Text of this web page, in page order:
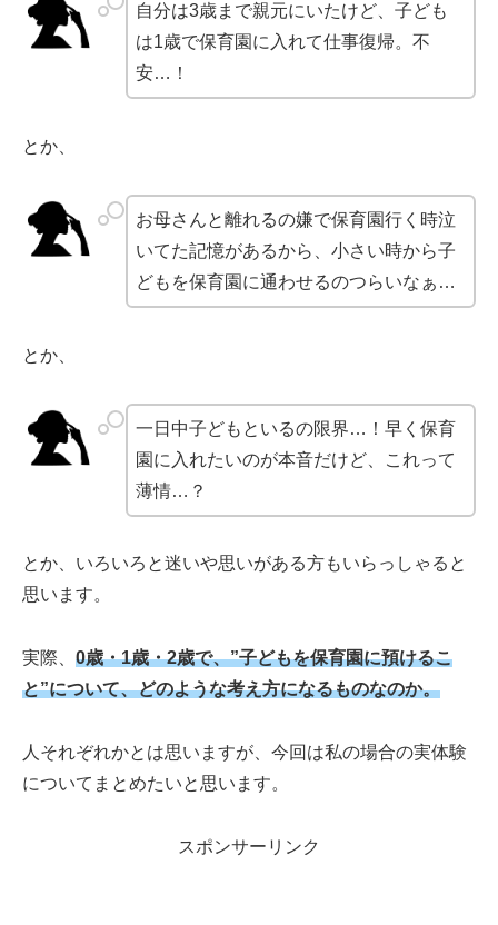
自分は3歳まで親元にいたけど、子ども
は1歳で保育園に入れて仕事復帰。不
安…！
とか、
お母さんと離れるの嫌で保育園行く時泣
いてた記憶があるから、小さい時から子
どもを保育園に通わせるのつらいなぁ…
とか、
一日中子どもといるの限界…！早く保育
園に入れたいのが本音だけど、これって
薄情…？
とか、いろいろと迷いや思いがある方もいらっしゃると
思います。
実際、 0歳・1歳・2歳で、”子どもを保育園に預けるこ
と”について、どのような考え方になるものなのか。
人それぞれかとは思いますが、今回は私の場合の実体験
についてまとめたいと思います。
スポンサーリンク